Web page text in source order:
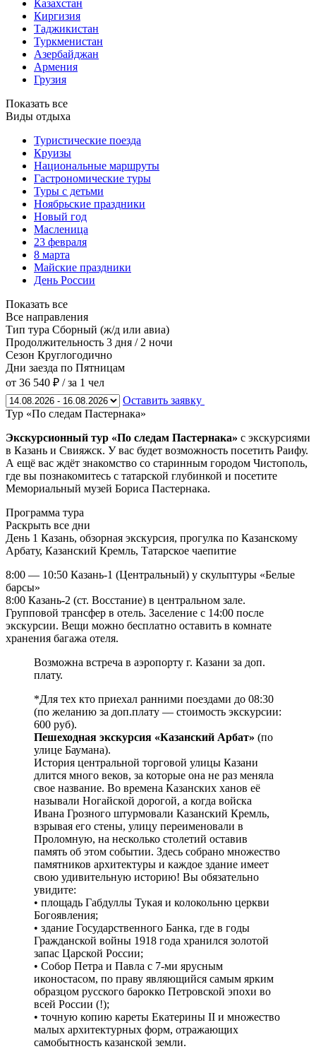
Казахстан
Киргизия
Таджикистан
Туркменистан
Азербайджан
Армения
Грузия
Показать все
Виды отдыха
Туристические поезда
Круизы
Национальные маршруты
Гастрономические туры
Туры с детьми
Ноябрьские праздники
Новый год
Масленица
23 февраля
8 марта
Майские праздники
День России
Показать все
Все направления
Тип тура Сборный (ж/д или авиа)
Продолжительность 3 дня / 2 ночи
Сезон Круглогодично
Дни заезда по Пятницам
от 36 540 ₽ / за 1 чел
Оставить заявку
Тур «По следам Пастернака»
Экскурсионный тур «По следам Пастернака» с экскурсиями
в Казань и Свияжск. У вас будет возможность посетить Раифу.
А ещё вас ждёт знакомство со старинным городом Чистополь,
где вы познакомитесь с татарской глубинкой и посетите
Мемориальный музей Бориса Пастернака.
Программа тура
Раскрыть все дни
День 1 Казань, обзорная экскурсия, прогулка по Казанскому
Арбату, Казанский Кремль, Татарское чаепитие
8:00 — 10:50 Казань-1 (Центральный) у скульптуры «Белые
барсы»
8:00 Казань-2 (ст. Восстание) в центральном зале.
Групповой трансфер в отель. Заселение с 14:00 после
экскурсии. Вещи можно бесплатно оставить в комнате
хранения багажа отеля.
Возможна встреча в аэропорту г. Казани за доп.
плату.
*Для тех кто приехал ранними поездами до 08:30
(по желанию за доп.плату — стоимость экскурсии:
600 руб).
Пешеходная экскурсия «Казанский Арбат» (по
улице Баумана).
История центральной торговой улицы Казани
длится много веков, за которые она не раз меняла
свое название. Во времена Казанских ханов её
называли Ногайской дорогой, а когда войска
Ивана Грозного штурмовали Казанский Кремль,
взрывая его стены, улицу переименовали в
Проломную, на несколько столетий оставив
память об этом событии. Здесь собрано множество
памятников архитектуры и каждое здание имеет
свою удивительную историю! Вы обязательно
увидите:
• площадь Габдуллы Тукая и колокольню церкви
Богоявления;
• здание Государственного Банка, где в годы
Гражданской войны 1918 года хранился золотой
запас Царской России;
• Собор Петра и Павла с 7-ми ярусным
иконостасом, по праву являющийся самым ярким
образцом русского барокко Петровской эпохи во
всей России (!);
• точную копию кареты Екатерины II и множество
малых архитектурных форм, отражающих
самобытность казанской земли.